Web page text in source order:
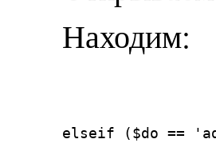
Находим:
elseif ($do ==